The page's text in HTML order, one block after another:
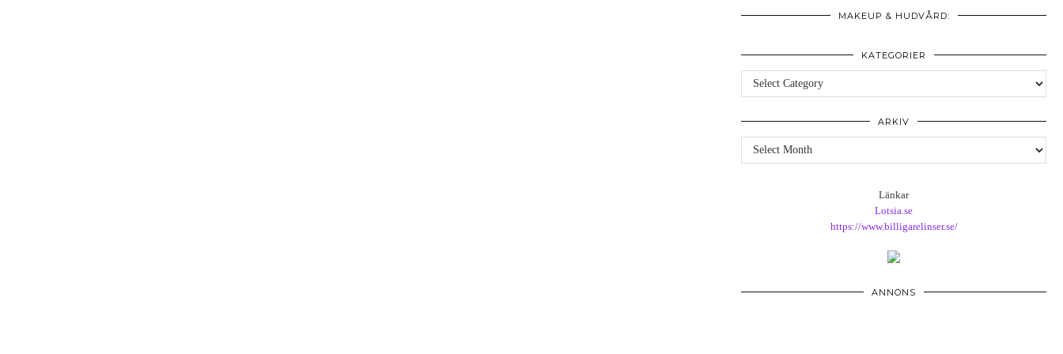
MAKEUP & HUDVÅRD:
KATEGORIER
Kategorier
ARKIV
Arkiv
Länkar
Lotsia.se
https://www.billigarelinser.se/
ANNONS